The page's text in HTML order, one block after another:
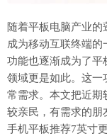
随着平板电脑产业
成为移动互联终端
功能也逐渐成为了平
领域更是如此。这一
常需求。本文把近期
较亲民，有需求的朋
手机平板推荐7英寸